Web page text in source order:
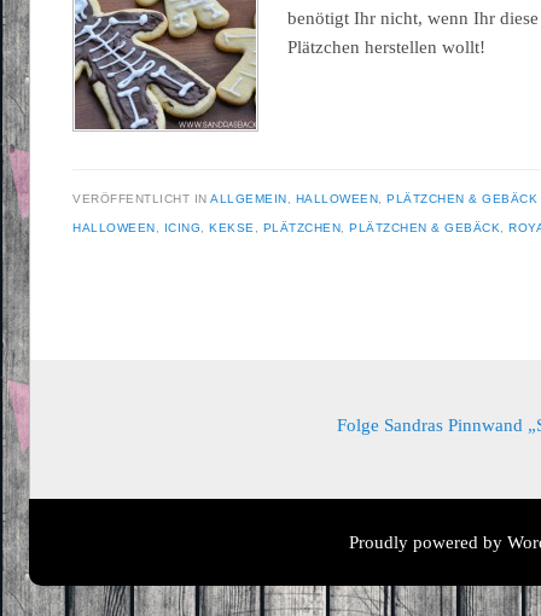
benötigt Ihr nicht, wenn Ihr
Plätzchen herstellen wollt!
VERÖFFENTLICHT INALLGEMEIN HALLOWEEN ,PLÄTZCHEN & GEBÄCK
HALLOWEEN ICING ,KEKSE PLÄTZCHEN ,PLÄTZCHEN & GEBÄCK ,
Folge Sandras Pinnwand
Proudly powered by